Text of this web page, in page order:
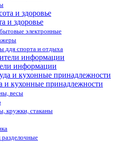
и здоровье
электронные
ддя спорта и отдыха
информации
и кухонные принадлежности
весы
кружки, стаканы